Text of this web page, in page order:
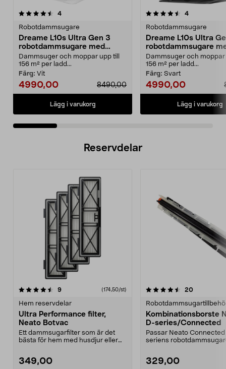
4recensioner
Robotdammsugare
Dreame L10s Ultra Gen 3
robotdammsugare med
mopp och självtömning
Dammsuger och moppar upp till
156 m² per ladd...
Färg: Vit
4990,00 8490,00
Lägg i varukorg
4.5 av 5 stjärnor 4recensioner
Robotdammsugare
Dreame L10s Ultra
robotdammsugare
mopp och
Dammsuger och moppar
156 m² per ladd...
Färg: Svart
4990,00
Lägg i varukorg
4.5 av 5 stjärnor
Reservdelar
9recensioner (174,50/st)
Hem reservdelar
Ultra Performance filter,
Neato Botvac
Ett dammsugarfilter som är det
bästa för hem med husdjur eller
349,00
4.5av 5 stjärnor 20
Kombinationsborste
D-series/Connected
Passar Neato
seriens
329,00
5.0av 5 stjärnor